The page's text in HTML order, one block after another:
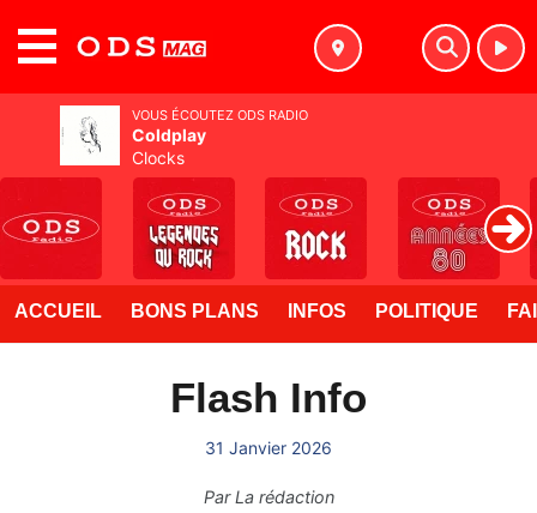
ACCUEIL BONS PLANS INFOS POLITIQUE
Flash Info
31 Janvier 2026
ParLa rédaction
VOUS ÉCOUTEZ ODS RADIO
Coldplay
Clocks